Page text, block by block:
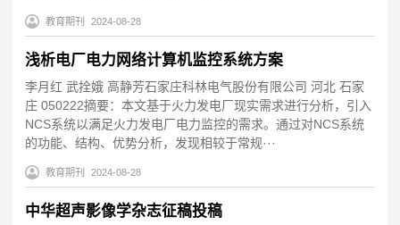
教育期刊 2024-08-28
浅析电厂电力网络计算机监控系统方案
李月红 武拴娥 高静芳石家庄科林电气股份有限公司 河北 石家
庄 050222摘要：本文基于火力发电厂现实需求进行分析，引入
NCS系统以满足火力发电厂电力监控的需求。通过对NCS系统
的功能、结构、优势分析，发现相较于常规···
教育期刊 2024-08-28
中华超声影像学杂志征稿投稿